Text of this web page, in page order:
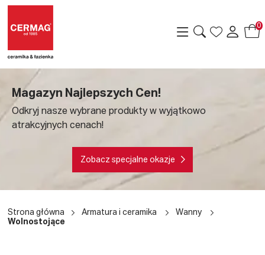
0
Magazyn Najlepszych Cen!
Odkryj nasze wybrane produkty w wyjątkowo
atrakcyjnych cenach!
Zobacz specjalne okazje
Strona główna Armatura i ceramika
Wanny
Wolnostojące